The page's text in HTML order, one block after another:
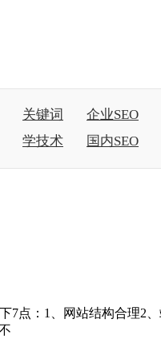
关键词
企业SEO
学技术 国内SEO
：1、网站结构合理2